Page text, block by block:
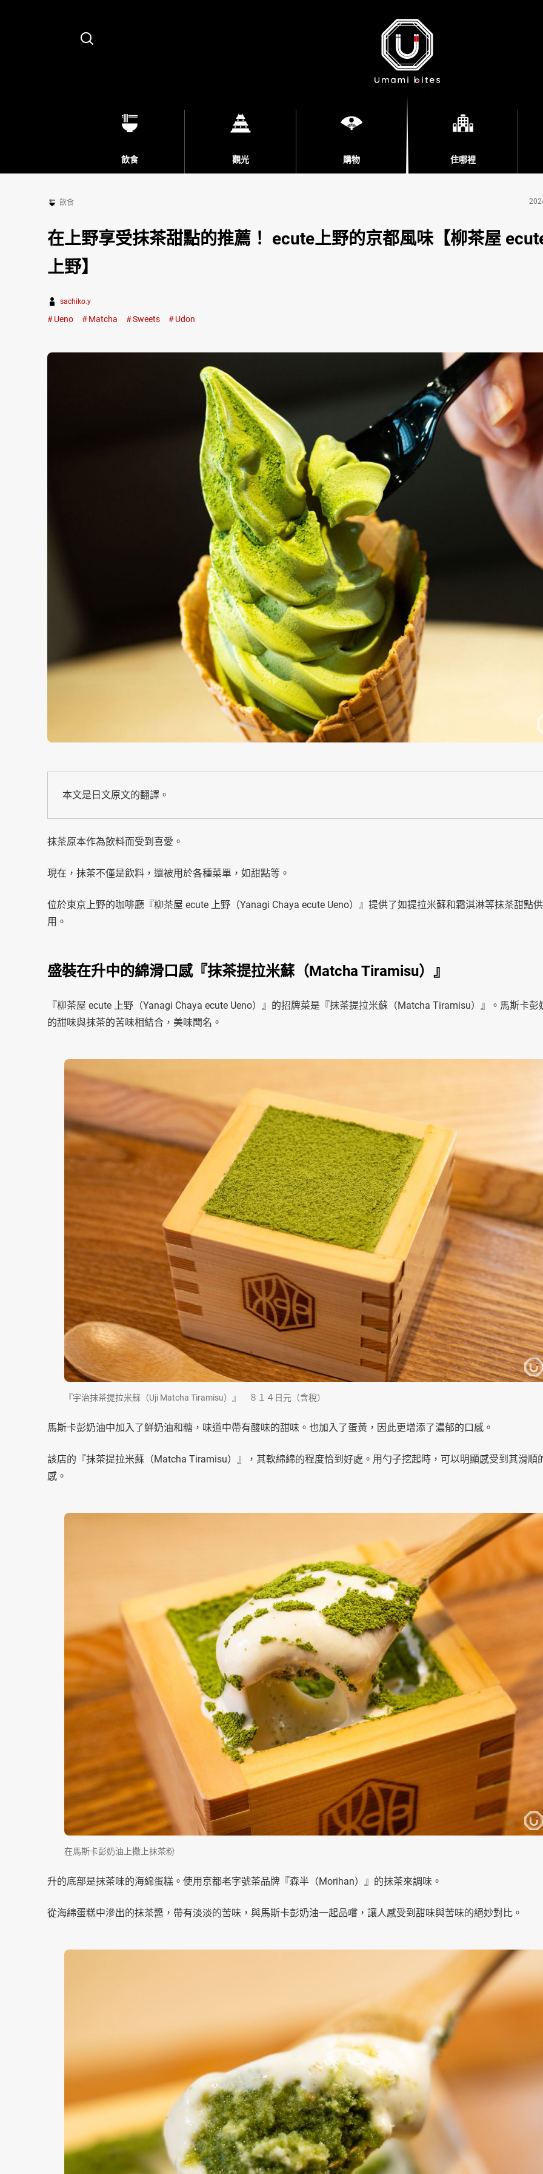
Search
飲食 觀光 購物 住哪裡
飲食
在上野享受抹茶甜點的推薦！ ecute上野的京都風味【柳茶屋
上野】
sachiko.y
Ueno Matcha Sweets Udon
本文是日文原文的翻譯。
抹茶原本作為飲料而受到喜愛。
現在，抹茶不僅是飲料，還被用於各種菜單，如甜點等。
位於東京上野的咖啡廳『柳茶屋 ecute 上野（Yanagi Chaya ecute Ueno）』提供了如提拉米蘇和霜淇淋等抹茶甜點
用。
盛裝在升中的綿滑口感『抹茶提拉米蘇（Matcha Tiramisu）』
『柳茶屋 ecute 上野（Yanagi Chaya ecute Ueno）』的招牌菜是『抹茶提拉米蘇（Matcha Tiramisu）』。馬斯卡彭
的甜味與抹茶的苦味相結合，美味聞名。
『宇治抹茶提拉米蘇（Uji Matcha Tiramisu）』 ８１４日元（含稅）
馬斯卡彭奶油中加入了鮮奶油和糖，味道中帶有酸味的甜味。也加入了蛋黃，因此更增添了濃郁的口感。
該店的『抹茶提拉米蘇（Matcha Tiramisu）』，其軟綿綿的程度恰到好處。用勺子挖起時，可以明顯感受到其滑順
感。
在馬斯卡彭奶油上撒上抹茶粉
升的底部是抹茶味的海綿蛋糕。使用京都老字號茶品牌『森半（Morihan）』的抹茶來調味。
從海綿蛋糕中滲出的抹茶醬，帶有淡淡的苦味，與馬斯卡彭奶油一起品嚐，讓人感受到甜味與苦味的絕妙對比。